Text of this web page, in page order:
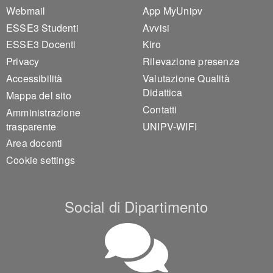
Webmail
ESSE3 Studenti
ESSE3 Docenti
Privacy
Accessibilità
Mappa del sito
Amministrazione
trasparente
Area docenti
Cookie settings
App MyUnipv
Avvisi
Kiro
Rilevazione presenze
Valutazione Qualità
Didattica
Contatti
UNIPV-WIFI
Social di Dipartimento